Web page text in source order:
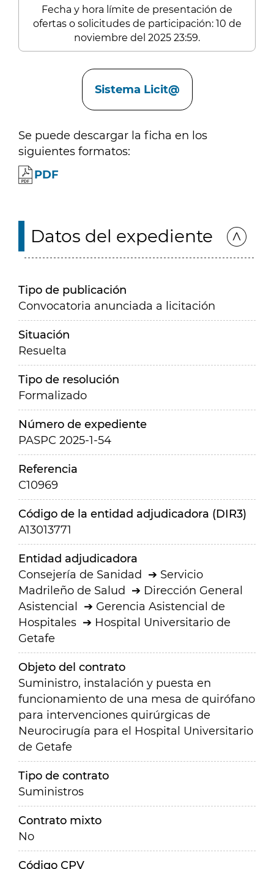
Fecha y hora límite de presentación de
ofertas o solicitudes de participación: 10 de
noviembre del 2025 23:59.
Sistema Licit@
Se puede descargar la ficha en los
siguientes formatos:
PDF
Datos del expediente
Tipo de publicación
Convocatoria anunciada a licitación
Situación
Resuelta
Tipo de resolución
Formalizado
Número de expediente
PASPC 2025-1-54
Referencia
C10969
Código de la entidad adjudicadora (DIR3)
A13013771
Entidad adjudicadora
Consejería de Sanidad
Servicio
Madrileño de Salud
Dirección General
Asistencial
Gerencia Asistencial de
Hospitales
Hospital Universitario de
Getafe
Objeto del contrato
Suministro, instalación y puesta en
funcionamiento de una mesa de quirófano
para intervenciones quirúrgicas de
Neurocirugía para el Hospital Universitario
de Getafe
Tipo de contrato
Suministros
Contrato mixto
No
Código CPV